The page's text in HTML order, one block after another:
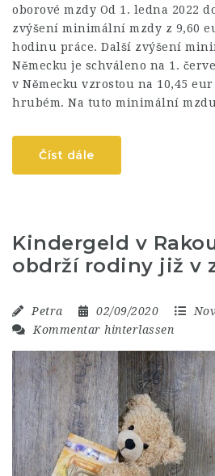
oborové mzdy Od 1. ledna 2022
zvýšení minimální mzdy z 9,60
hodinu práce. Další zvýšení
Německu je schváleno na 1.
v Německu vzrostou na 10,45
hrubém. Na tuto minimální
Číst dále
Kindergeld v
obdrží rodiny již v
Petra 02/09/2020
Kommentar hinterlassen